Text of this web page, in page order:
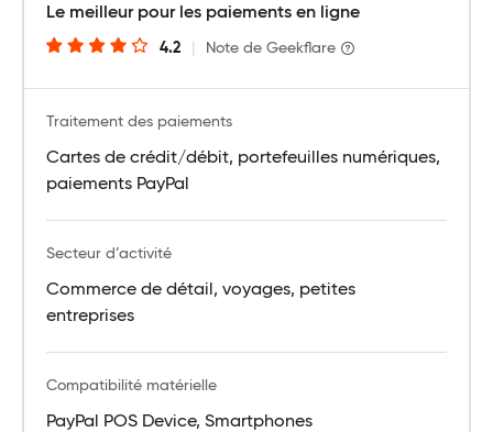
Le meilleur pour les paiements en ligne
4.2 Note de Geekflare
Traitement des paiements
Cartes de crédit/débit, portefeuilles numériques,
paiements PayPal
Secteur d’activité
Commerce de détail, voyages, petites
entreprises
Compatibilité matérielle
PayPal POS Device, Smartphones